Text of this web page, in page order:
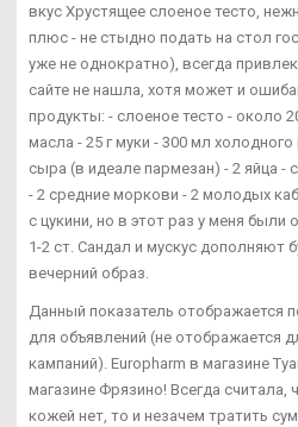
вкус Хрустящее слоеное тесто,
плюс - не стыдно подать на стол
уже не однократно), всегда
сайте не нашла, хотя может и
продукты: - слоеное тесто - около
масла - 25 г муки - 300 мл
сыра (в идеале пармезан) - 2 яйца -
- 2 средние моркови - 2 молодых
с цукини, но в этот раз у меня
1-2 ст. Сандал и мускус дополняют
вечерний образ.
Данный показатель отображается
для объявлений (не отображается
кампаний). Europharm в магазине
магазине Фрязино! Всегда
кожей нет, то и незачем тратить